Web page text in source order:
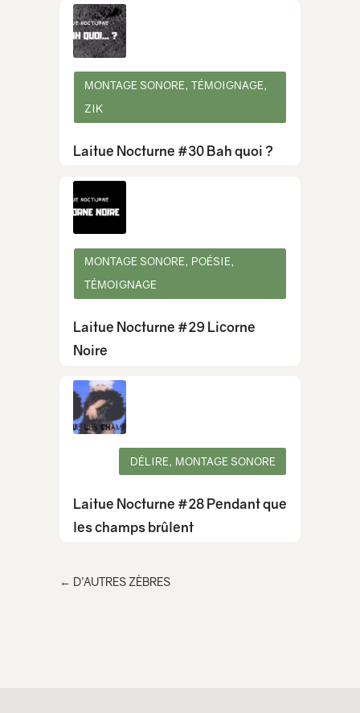
MONTAGE SONORE, TÉMOIGNAGE,
ZIK
Laitue Nocturne #30 Bah quoi ?
MONTAGE SONORE, POÉSIE,
TÉMOIGNAGE
Laitue Nocturne #29 Licorne
Noire
DÉLIRE, MONTAGE SONORE
Laitue Nocturne #28 Pendant que
les champs brûlent
← D’AUTRES ZÈBRES